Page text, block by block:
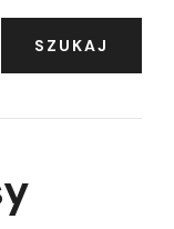
SZUKAJ